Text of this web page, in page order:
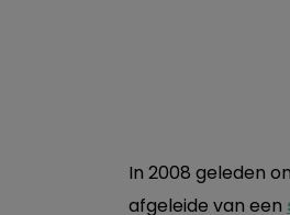
In 2008 geleden
afgeleide van een